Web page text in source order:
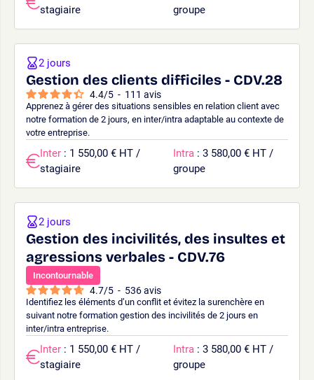
stagiaire
groupe
Gestion des clients difficiles - CDV.28
4.4/5 - 111 avis
Apprenez à gérer des situations sensibles en relation client avec
notre formation de 2 jours, en inter/intra adaptable au contexte de
votre entreprise.
2 jours
Inter : 1 550,00 € HT /
stagiaire
Intra : 3 580,00 € HT /
groupe
Gestion des incivilités, des insultes et
agressions verbales - CDV.76
Incontournable
4.7/5 - 536avis
Identifiez les éléments d’un conflit et évitez la surenchère en
suivant notre formation gestion des incivilités de 2 jours en
inter/intra entreprise.
2 jours
Inter : 1 550,00 € HT /
stagiaire
Intra : 3 580,00 € HT /
groupe